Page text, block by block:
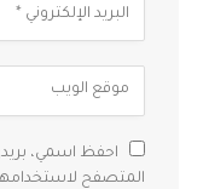
احفظ اسمي، بريدي
المتصفح لاستخدامها